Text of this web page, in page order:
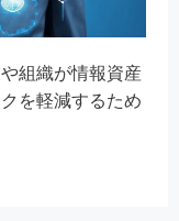
組織が情報資産
を軽減するため